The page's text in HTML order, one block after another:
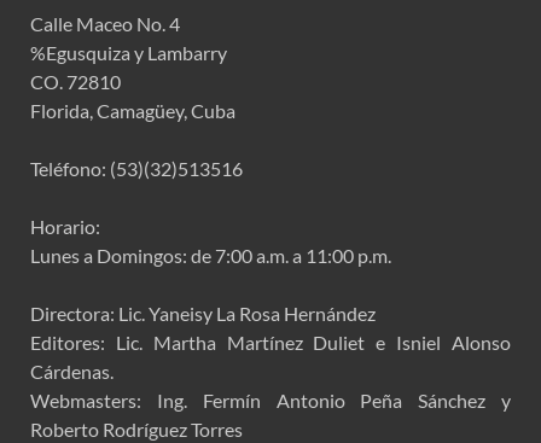
Calle Maceo No. 4
%Egusquiza y Lambarry
CO. 72810
Florida, Camagüey, Cuba
Teléfono: (53)(32)513516
Horario:
Lunes a Domingos: de 7:00 a.m. a 11:00 p.m.
Directora: Lic. Yaneisy La Rosa Hernández
Editores: Lic. Martha Martínez Duliet e Isniel Alonso
Cárdenas.
Webmasters: Ing. Fermín Antonio Peña Sánchez y
Roberto Rodríguez Torres